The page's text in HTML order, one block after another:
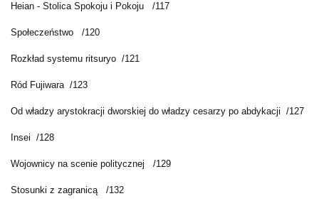
Heian - Stolica Spokoju i Pokoju /117
Społeczeństwo /120
Rozkład systemu ritsuryo /121
Ród Fujiwara /123
Od władzy arystokracji dworskiej do władzy cesarzy po abdykacji /127
Insei /128
Wojownicy na scenie politycznej /129
Stosunki z zagranicą /132